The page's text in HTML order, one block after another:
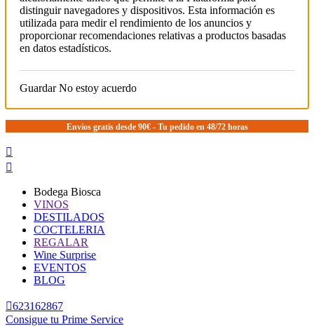
distinguir navegadores y dispositivos. Esta información es
utilizada para medir el rendimiento de los anuncios y
proporcionar recomendaciones relativas a productos basadas
en datos estadísticos.
GuardarNo estoy acuerdo
Envíos gratis desde 90€ - Tu pedido en 48/72 horas


Bodega Biosca
VINOS
DESTILADOS
COCTELERIA
REGALAR
Wine Surprise
EVENTOS
BLOG
623162867
Consigue tu Prime Service